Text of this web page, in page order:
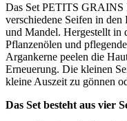
Das Set PETITS GRAINS
verschiedene Seifen in
und Mandel. Hergestellt in
Pflanzenölen und
Argankerne peelen die
Erneuerung. Die kleinen
kleine Auszeit zu gönnen
Das Set besteht aus vier